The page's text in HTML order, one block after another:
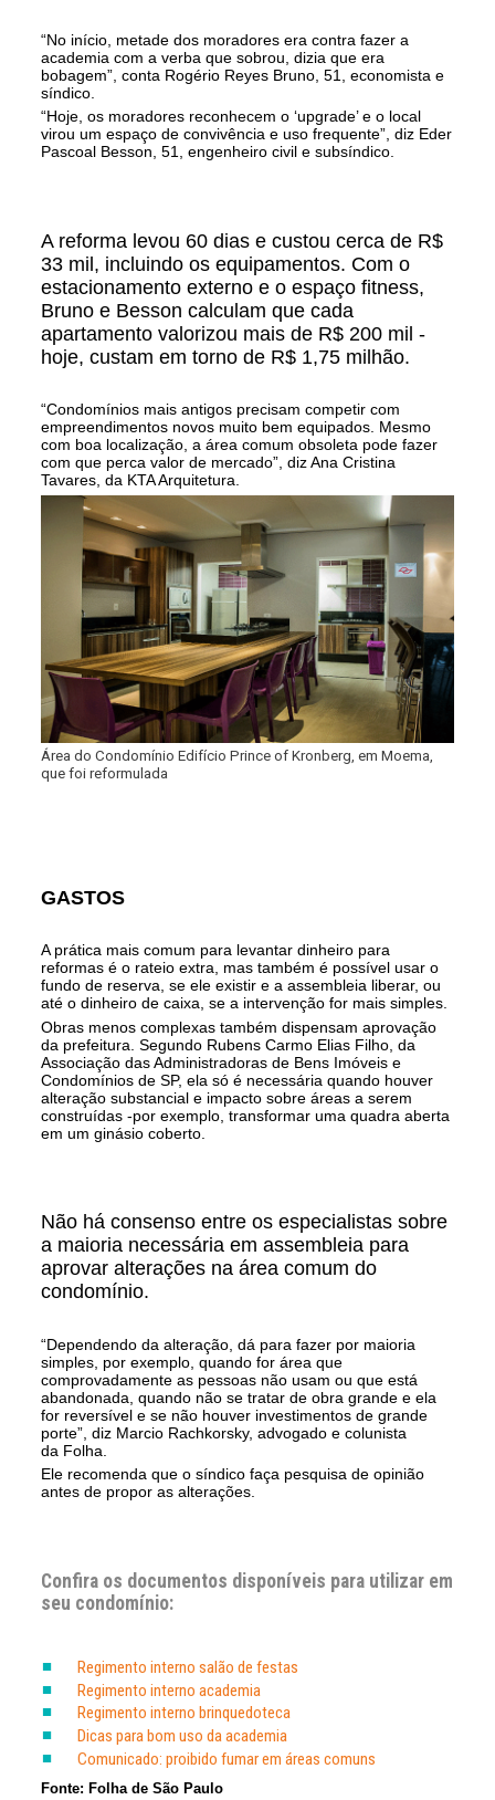
“No início, metade dos moradores era contra fazer a
academia com a verba que sobrou, dizia que era
bobagem”, conta Rogério Reyes Bruno, 51, economista e
síndico.
“Hoje, os moradores reconhecem o ‘upgrade’ e o local
virou um espaço de convivência e uso frequente”, diz Eder
Pascoal Besson, 51, engenheiro civil e subsíndico.
A reforma levou 60 dias e custou cerca de R$
33 mil, incluindo os equipamentos. Com o
estacionamento externo e o espaço fitness,
Bruno e Besson calculam que cada
apartamento valorizou mais de R$ 200 mil -
hoje, custam em torno de R$ 1,75 milhão.
“Condomínios mais antigos precisam competir com
empreendimentos novos muito bem equipados. Mesmo
com boa localização, a área comum obsoleta pode fazer
com que perca valor de mercado”, diz Ana Cristina
Tavares, da KTA Arquitetura.
Área do Condomínio Edifício Prince of Kronberg, em Moema,
que foi reformulada
GASTOS
A prática mais comum para levantar dinheiro para
reformas é o rateio extra, mas também é possível usar o
fundo de reserva, se ele existir e a assembleia liberar, ou
até o dinheiro de caixa, se a intervenção for mais simples.
Obras menos complexas também dispensam aprovação
da prefeitura. Segundo Rubens Carmo Elias Filho, da
Associação das Administradoras de Bens Imóveis e
Condomínios de SP, ela só é necessária quando houver
alteração substancial e impacto sobre áreas a serem
construídas -por exemplo, transformar uma quadra aberta
em um ginásio coberto.
Não há consenso entre os especialistas sobre
a maioria necessária em assembleia para
aprovar alterações na área comum do
condomínio.
“Dependendo da alteração, dá para fazer por maioria
simples, por exemplo, quando for área que
comprovadamente as pessoas não usam ou que está
abandonada, quando não se tratar de obra grande e ela
for reversível e se não houver investimentos de grande
porte”, diz Marcio Rachkorsky, advogado e colunista
da Folha.
Ele recomenda que o síndico faça pesquisa de opinião
antes de propor as alterações.
Confira os documentos disponíveis para utilizar em
seu condomínio:
Regimento interno salão de festas
Regimento interno academia
Regimento interno brinquedoteca
Dicas para bom uso da academia
Comunicado: proibido fumar em áreas comuns
Fonte: Folha de São Paulo